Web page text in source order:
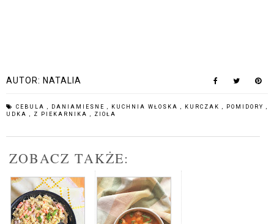
AUTOR: NATALIA
CEBULA DANIAMIESNE KUCHNIA WŁOSKA KURCZAK POMIDORY
UDKA
Z PIEKARNIKA ZIOŁA
ZOBACZ TAKŻE: